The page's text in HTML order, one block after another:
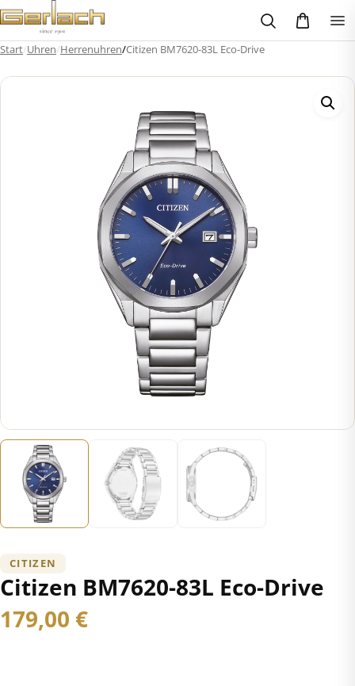
Zum
Inhalt
springen
Start/Uhren/Herrenuhren/Citizen BM7620-83L Eco-Drive
CITIZEN
Citizen BM7620-83L Eco-Drive
179,00 €